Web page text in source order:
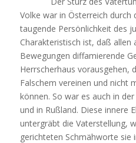
Volke war in Österreich durch
taugende Persönlichkeit des
Charakteristisch ist, daß allen
Bewegungen diffamierende
Herrscherhaus vorausgehen,
Falschem vereinen und nicht
können. So war es auch in
und in Rußland. Diese innere
untergräbt die Vaterstellung,
gerichteten Schmähworte sie